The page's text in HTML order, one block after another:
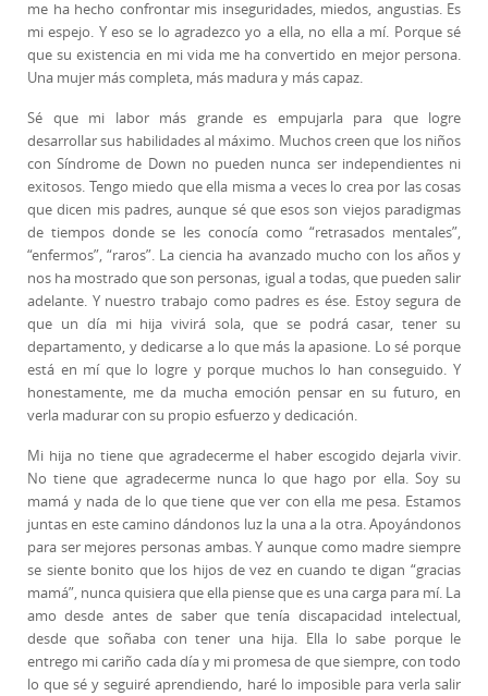
me ha hecho confrontar mis inseguridades, miedos, angustias. Es
mi espejo. Y eso se lo agradezco yo a ella, no ella a mí. Porque sé
que su existencia en mi vida me ha convertido en mejor persona.
Una mujer más completa, más madura y más capaz.
Sé que mi labor más grande es empujarla para que logre
desarrollar sus habilidades al máximo. Muchos creen que los niños
con Síndrome de Down no pueden nunca ser independientes ni
exitosos. Tengo miedo que ella misma a veces lo crea por las cosas
que dicen mis padres, aunque sé que esos son viejos paradigmas
de tiempos donde se les conocía como “retrasados mentales”,
“enfermos”, “raros”. La ciencia ha avanzado mucho con los años y
nos ha mostrado que son personas, igual a todas, que pueden salir
adelante. Y nuestro trabajo como padres es ése. Estoy segura de
que un día mi hija vivirá sola, que se podrá casar, tener su
departamento, y dedicarse a lo que más la apasione. Lo sé porque
está en mí que lo logre y porque muchos lo han conseguido. Y
honestamente, me da mucha emoción pensar en su futuro, en
verla madurar con su propio esfuerzo y dedicación.
Mi hija no tiene que agradecerme el haber escogido dejarla vivir.
No tiene que agradecerme nunca lo que hago por ella. Soy su
mamá y nada de lo que tiene que ver con ella me pesa. Estamos
juntas en este camino dándonos luz la una a la otra. Apoyándonos
para ser mejores personas ambas. Y aunque como madre siempre
se siente bonito que los hijos de vez en cuando te digan “gracias
mamá”, nunca quisiera que ella piense que es una carga para mí. La
amo desde antes de saber que tenía discapacidad intelectual,
desde que soñaba con tener una hija. Ella lo sabe porque le
entrego mi cariño cada día y mi promesa de que siempre, con todo
lo que sé y seguiré aprendiendo, haré lo imposible para verla salir